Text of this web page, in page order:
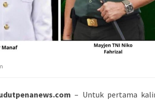
– Untuk pertama